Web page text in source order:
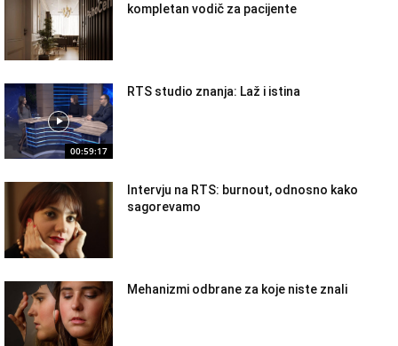
kompletan vodič za pacijente
00:59:17
RTS studio znanja: Laž i istina
Intervju na RTS: burnout, odnosno kako
sagorevamo
Mehanizmi odbrane za koje niste znali